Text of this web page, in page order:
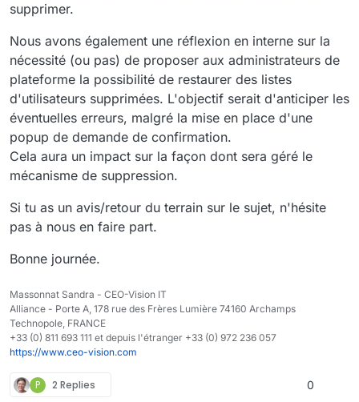
supprimer.
Nous avons également une réflexion en interne sur la
nécessité (ou pas) de proposer aux administrateurs de
plateforme la possibilité de restaurer des listes
d'utilisateurs supprimées. L'objectif serait d'anticiper les
éventuelles erreurs, malgré la mise en place d'une
popup de demande de confirmation.
Cela aura un impact sur la façon dont sera géré le
mécanisme de suppression.
Si tu as un avis/retour du terrain sur le sujet, n'hésite
pas à nous en faire part.
Bonne journée.
Massonnat Sandra - CEO-Vision IT
Alliance - Porte A, 178 rue des Frères Lumière 74160 Archamps
Technopole, FRANCE
+33 (0) 811 693 111 et depuis l'étranger +33 (0) 972 236 057
https://www.ceo-vision.com
P 2 Replies 0